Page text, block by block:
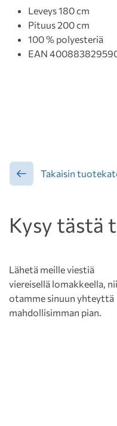
Leveys 180 cm
Pituus 200 cm
100 % polyesteriä
EAN
Takaisin
Kysy tästä
Lähetä meille viestiä
viereisellä lomakkeella,
otamme sinuun yhteyttä
mahdollisimman pian.